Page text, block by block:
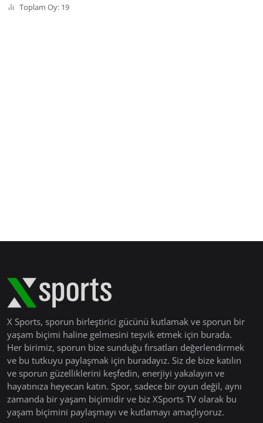
Toplam Oy: 19
X Sports, sporun birleştirici gücünü kutlamak ve sporun bir
yaşam biçimi haline gelmesini teşvik etmek için burada.
Her birimiz, sporun bize sunduğu fırsatları değerlendirmek
ve bu tutkuyu paylaşmak için buradayız. Siz de bize katılın
ve sporun güzelliklerini keşfedin, enerjiyi yakalayın ve
hayatınıza heyecan katın. Spor, sadece bir oyun değil, aynı
zamanda bir yaşam biçimidir ve biz XSports TV olarak bu
yaşam biçimini paylaşmayı ve kutlamayı amaçlıyoruz.